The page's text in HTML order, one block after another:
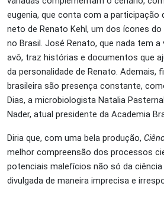
eugenia, que conta com a participação
neto de Renato Kehl, um dos ícones
no Brasil. José Renato, que nada tem
avô, traz histórias e documentos que
da personalidade de Renato. Ademais,
brasileira são presença constante,
Dias, a microbiologista Natalia
Nader, atual presidente da Academia
Diria que, com uma bela produção,
melhor compreensão dos processos
potenciais malefícios não só da
divulgada de maneira imprecisa e